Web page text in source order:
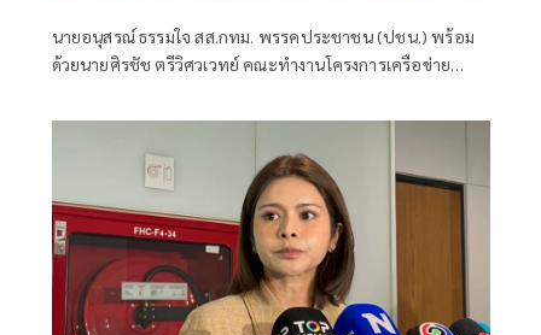
นายอนุสรณ์ ธรรมใจ สส.กทม. พรรคประชาชน (ปชน.) พร้อม
ด้วยนายศิรชัช ตรีวิศวเวทย์ คณะทำงานโครงการเครือข่าย
พัฒนาอย่างยั่งยืน แถลงคัดค้านการเยือนไทยอย่างเป็นทางการ